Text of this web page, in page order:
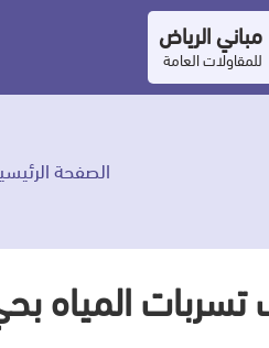
مباني الرياض
للمقاولات العامة
الصفحة
المياه